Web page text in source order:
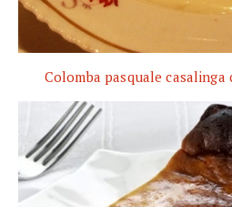
Colomba pasquale